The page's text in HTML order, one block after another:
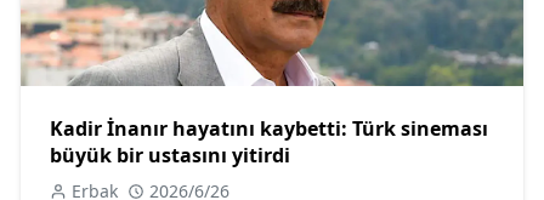
Kadir İnanır hayatını kaybetti: Türk sineması
büyük bir ustasını yitirdi
Erbak 2026/6/26